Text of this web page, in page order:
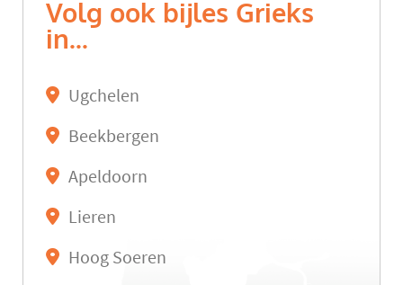
Volg ook bijles Grieks
in...
Ugchelen
Beekbergen
Apeldoorn
Lieren
Hoog Soeren